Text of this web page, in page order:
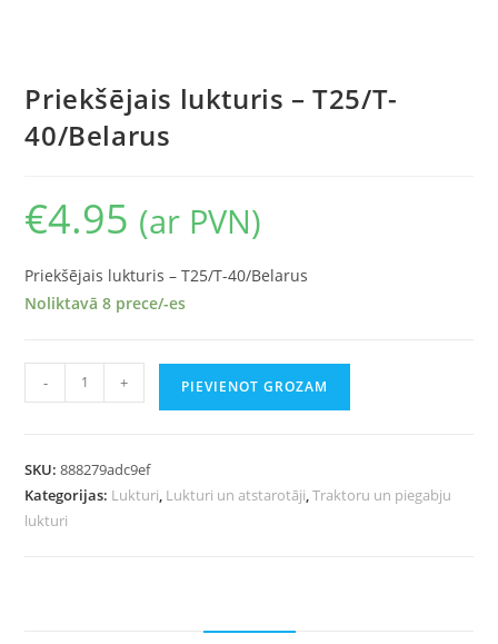
Priekšējais lukturis – T25/T-
40/Belarus
€4.95 (ar PVN)
Priekšējais lukturis – T25/T-40/Belarus
Noliktavā 8 prece/-es
- + PIEVIENOT GROZAM
SKU:888279adc9ef
Kategorijas: Lukturi, Lukturi un atstarotāji,Traktoru un piegabju
lukturi